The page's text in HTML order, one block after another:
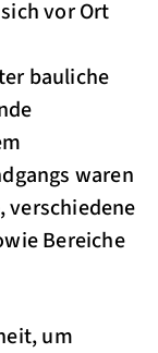
vor Ort
bauliche
waren
verschiedene
Bereiche
um